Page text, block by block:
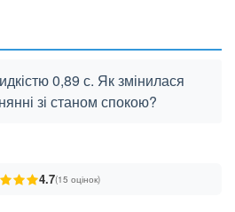
0,89 с. Як змінилася
зі станом спокою?
4.7(15 оцінок)